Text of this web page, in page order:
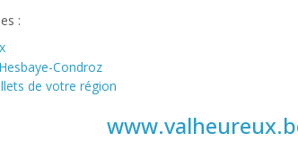
:
Condroz
de votre région